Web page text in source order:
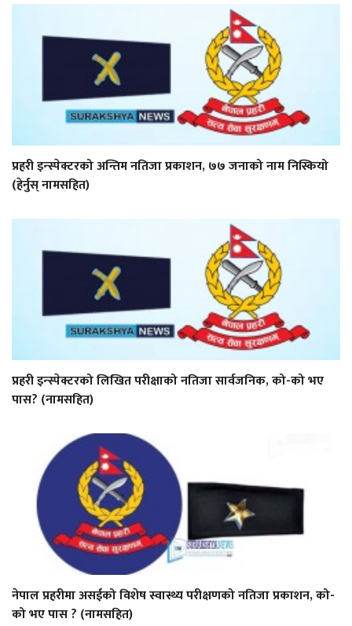
प्रहरी इन्स्पेक्टरको अन्तिम नतिजा प्रकाशन, ७७ जनाको नाम निस्कियो
(हेर्नुस् नामसहित)
प्रहरी इन्स्पेक्टरको लिखित परीक्षाको नतिजा सार्वजनिक, को-को भए
पास? (नामसहित)
नेपाल प्रहरीमा असईको विशेष स्वास्थ्य परीक्षणको नतिजा प्रकाशन, को-
को भए पास ? (नामसहित)